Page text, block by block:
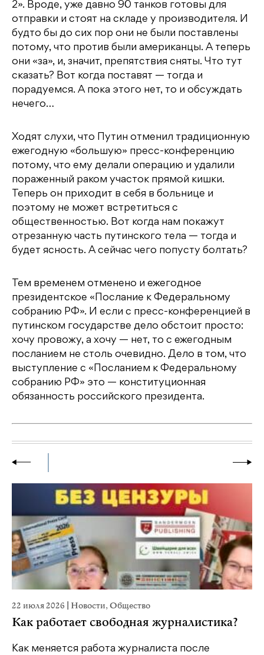
2». Вроде, уже давно 90 танков готовы для
отправки и стоят на складе у производителя. И
будто бы до сих пор они не были поставлены
потому, что против были американцы. А теперь
они «за», и, значит, препятствия сняты. Что тут
сказать? Вот когда поставят — тогда и
порадуемся. А пока этого нет, то и обсуждать
нечего…
Ходят слухи, что Путин отменил традиционную
ежегодную «большую» пресс-конференцию
потому, что ему делали операцию и удалили
пораженный раком участок прямой кишки.
Теперь он приходит в себя в больнице и
поэтому не может встретиться с
общественностью. Вот когда нам покажут
отрезанную часть путинского тела — тогда и
будет ясность. А сейчас чего попусту болтать?
Тем временем отменено и ежегодное
президентское «Послание к Федеральному
собранию РФ». И если с пресс-конференцией в
путинском государстве дело обстоит просто:
хочу провожу, а хочу — нет, то с ежегодным
посланием не столь очевидно. Дело в том, что
выступление с «Посланием к Федеральному
собранию РФ» это — конституционная
обязанность российского президента.
22 июля 2026 Новости,Общество
Как работает свободная журналистика?
Как меняется работа журналиста после